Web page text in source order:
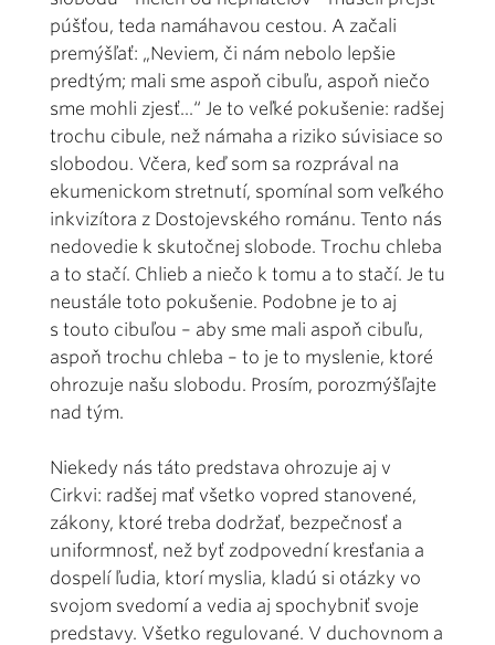
púšťou, teda namáhavou cestou. A začali
premýšľať: „Neviem, či nám nebolo lepšie
predtým; mali sme aspoň cibuľu, aspoň niečo
sme mohli zjesť...“ Je to veľké pokušenie: radšej
trochu cibule, než námaha a riziko súvisiace so
slobodou. Včera, keď som sa rozprával na
ekumenickom stretnutí, spomínal som veľkého
inkvizítora z Dostojevského románu. Tento nás
nedovedie k skutočnej slobode. Trochu chleba
a to stačí. Chlieb a niečo k tomu a to stačí. Je tu
neustále toto pokušenie. Podobne je to aj
s touto cibuľou – aby sme mali aspoň cibuľu,
aspoň trochu chleba – to je to myslenie, ktoré
ohrozuje našu slobodu. Prosím, porozmýšľajte
nad tým.
Niekedy nás táto predstava ohrozuje aj v
Cirkvi: radšej mať všetko vopred stanovené,
zákony, ktoré treba dodržať, bezpečnosť a
uniformnosť, než byť zodpovední kresťania a
dospelí ľudia, ktorí myslia, kladú si otázky vo
svojom svedomí a vedia aj spochybniť svoje
predstavy. Všetko regulované. V duchovnom a